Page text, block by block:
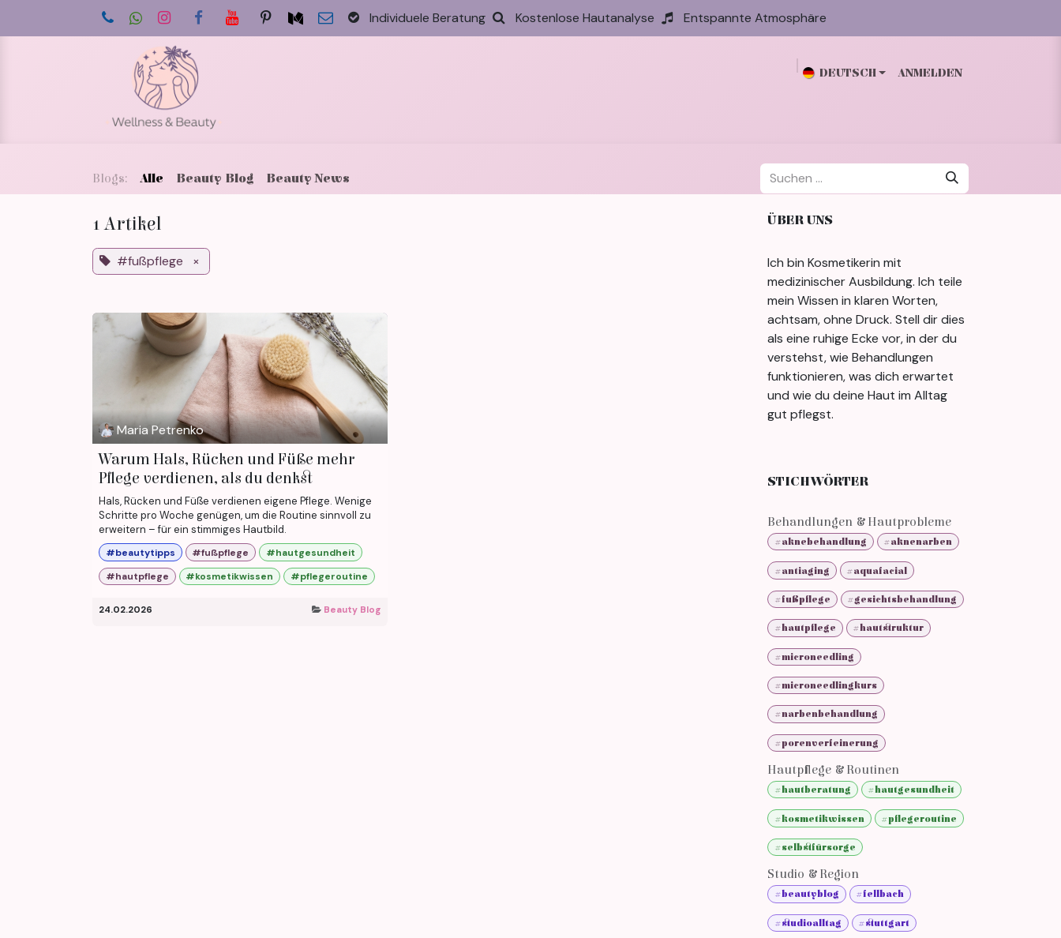
Zum Inhalt springen
Individuele Beratung Kostenlose Hautanalyse Entspannte Atmosphäre
DEUTSCH ANMELDEN
Blogs: Alle Beauty Blog Beauty News
1 Artikel
#fußpflege ×
Maria Petrenko
Warum Hals, Rücken und Füße mehr
Pflege verdienen, als du denkst
Hals, Rücken und Füße verdienen eigene Pflege. Wenige
Schritte pro Woche genügen, um die Routine sinnvoll zu
erweitern – für ein stimmiges Hautbild.
#beautytipps #fußpflege
#hautgesundheit
#hautpflege
#kosmetikwissen #pflegeroutine
24.02.2026 Beauty Blog
ÜBER UNS
Ich bin Kosmetikerin mit
medizinischer Ausbildung. Ich teile
mein Wissen in klaren Worten,
achtsam, ohne Druck. Stell dir dies
als eine ruhige Ecke vor, in der du
verstehst, wie Behandlungen
funktionieren, was dich erwartet
und wie du deine Haut im Alltag
gut pflegst.
STICHWÖRTER
Behandlungen & Hautprobleme
#aknebehandlung #aknenarben
#antiaging #aquafacial
#fußpflege #gesichtsbehandlung
#hautpflege #hautstruktur
#microneedling
#microneedlingkurs
#narbenbehandlung
#porenverfeinerung
Hautpflege & Routinen
#hautberatung #hautgesundheit
#kosmetikwissen #pflegeroutine
#selbstfürsorge
Studio & Region
#beautyblog #fellbach
#studioalltag #stuttgart